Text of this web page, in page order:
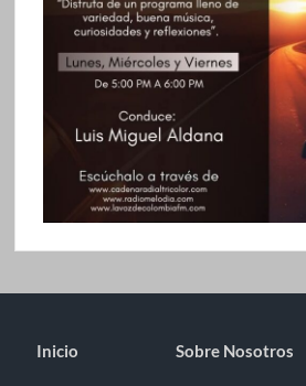
Inicio Sobre Nosotros